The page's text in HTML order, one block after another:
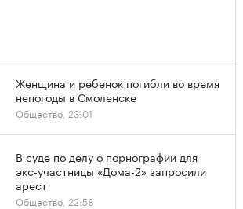
Женщина и ребенок погибли во время
непогоды в Смоленске
Общество, 23:01
В суде по делу о порнографии для
экс-участницы «Дома-2» запросили
арест
Общество, 22:58